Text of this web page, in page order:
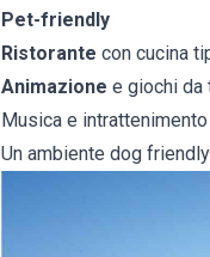
Pet-friendly
Ristorante con cucina
Animazione e giochi da
Musica e intrattenimento
Un ambiente dog